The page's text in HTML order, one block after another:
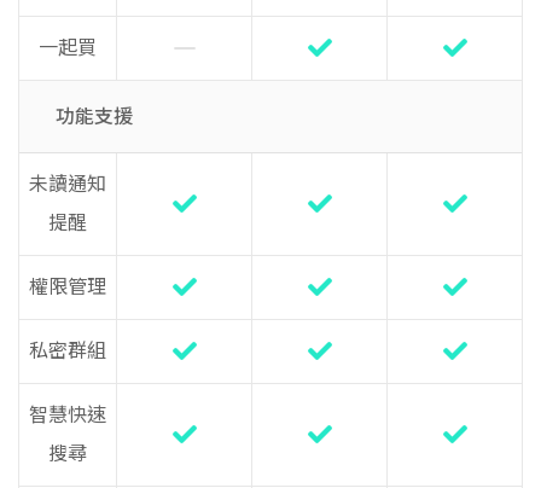
一起買
功能支援
未讀通知
提醒
權限管理
私密群組
智慧快速
搜尋